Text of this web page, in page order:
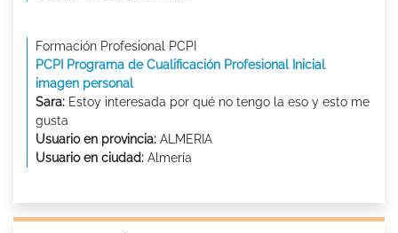
Formación Profesional PCPI
PCPI Programa de Cualificación Profesional Inicial
imagen personal
Sara: Estoy interesada por qué no tengo la eso y esto me
gusta
Usuario en provincia: ALMERIA
Usuario en ciudad: Almería